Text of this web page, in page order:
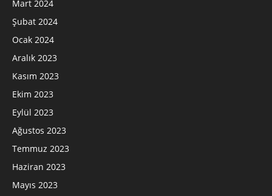
Mart 2024
Şubat 2024
Ocak 2024
Aralık 2023
Kasım 2023
Ekim 2023
Eylül 2023
Ağustos 2023
Temmuz 2023
Haziran 2023
Mayıs 2023